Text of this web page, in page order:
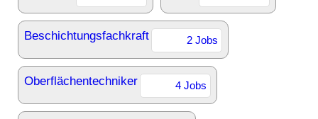
Beschichtungsfachkraft 2 Jobs
Oberflächentechniker 4 Jobs